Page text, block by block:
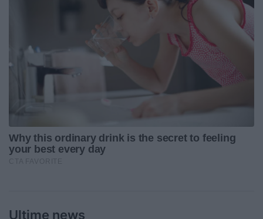
Ultime news